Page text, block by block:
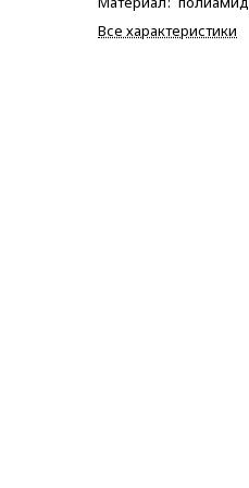
Все характеристики